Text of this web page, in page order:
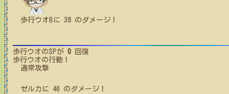
歩行ウオB に 38 のダメージ！
歩行ウオのSPが 0 回復
歩行ウオの行動！
通常攻撃
ゼルカ に 46 のダメージ！